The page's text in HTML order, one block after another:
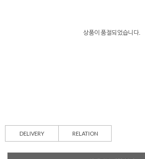
상품이 품절되었습니다.
DELIVERY RELATION